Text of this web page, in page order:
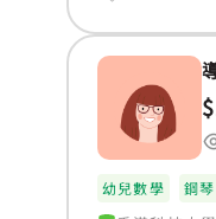
幼兒數學 鋼琴